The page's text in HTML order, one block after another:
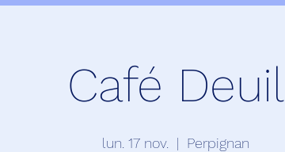
Café Deuil
lun. 17 nov.
  |
Perpignan